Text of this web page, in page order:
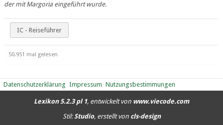
der mit Margoria eingeführt wurde.
IC - Reiseführer
50.951 mal gelesen
Datenschutzerklärung Impressum Nutzungsbestimmungen
Lexikon 5.2.3 pl 1, entwickelt von www.viecode.com
Stil:Studio, erstellt von cls-design